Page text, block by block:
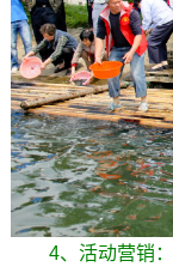
4、活动营销：